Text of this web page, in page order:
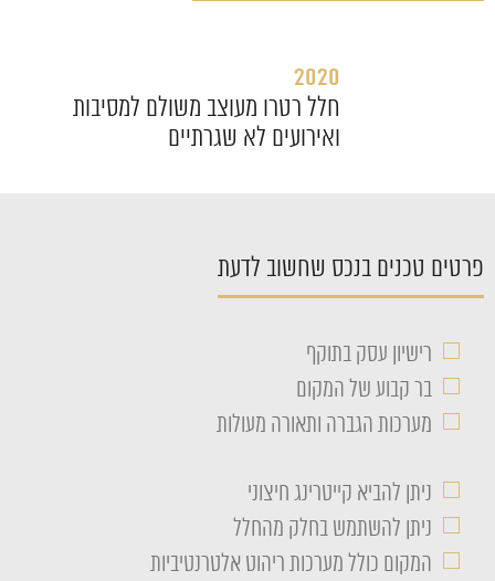
2020
חלל רטרו מעוצב משולם למסיבות
ואירועים לא שגרתיים
פרטים טכנים בנכס שחשוב לדעת
□ רישיון עסק בתוקף
□ בר קבוע של המקום
□ מערכות הגברה ותאורה מעולות
□ ניתן להביא קייטרינג חיצוני
□ ניתן להשתמש בחלק מהחלל
□ המקום כולל מערכות ריהוט אלטרנטיביות